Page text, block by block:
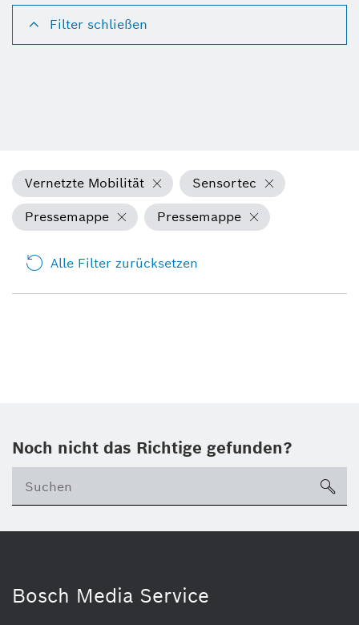
Filter schließen
Vernetzte Mobilität
Sensortec
Pressemappe
Pressemappe
Alle Filter zurücksetzen
Noch nicht das Richtige gefunden?
Bosch Media Service